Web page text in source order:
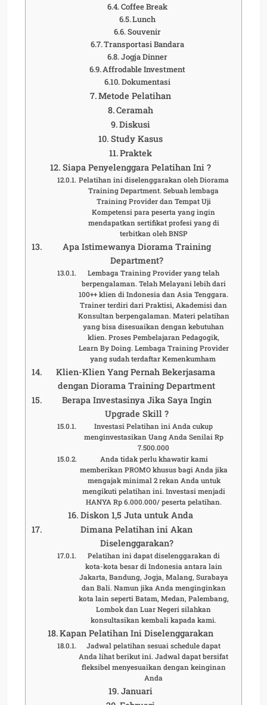
Coffee Break
Lunch
Souvenir
Transportasi Bandara
Jogja Dinner
Affrodable Investment
Dokumentasi
Metode Pelatihan
Ceramah
Diskusi
Study Kasus
Praktek
Siapa Penyelenggara Pelatihan Ini ?
Pelatihan ini diselenggarakan oleh Diorama
Training Department. Sebuah lembaga
Training Provider dan Tempat Uji
Kompetensi para peserta yang ingin
mendapatkan sertifikat profesi yang di
terbitkan oleh BNSP
Apa Istimewanya Diorama Training
Department?
Lembaga Training Provider yang telah
berpengalaman. Telah Melayani lebih dari
100++ klien di Indonesia dan Asia Tenggara.
Trainer terdiri dari Praktisi, Akademisi dan
Konsultan berpengalaman. Materi pelatihan
yang bisa disesuaikan dengan kebutuhan
klien. Proses Pembelajaran Pedagogik,
Learn By Doing. Lembaga Training Provider
yang sudah terdaftar Kemenkumham
Klien-Klien Yang Pernah Bekerjasama
dengan Diorama Training Department
Berapa Investasinya Jika Saya Ingin
Upgrade Skill ?
Investasi Pelatihan ini Anda cukup
menginvestasikan Uang Anda Senilai Rp
7.500.000
Anda tidak perlu khawatir kami
memberikan PROMO khusus bagi Anda jika
mengajak minimal 2 rekan Anda untuk
mengikuti pelatihan ini. Investasi menjadi
HANYA Rp 6.000.000/ peserta pelatihan.
Diskon 1,5 Juta untuk Anda
Dimana Pelatihan ini Akan
Diselenggarakan?
Pelatihan ini dapat diselenggarakan di
kota-kota besar di Indonesia antara lain
Jakarta, Bandung, Jogja, Malang, Surabaya
dan Bali. Namun jika Anda menginginkan
kota lain seperti Batam, Medan, Palembang,
Lombok dan Luar Negeri silahkan
konsultasikan kembali kapada kami.
Kapan Pelatihan Ini Diselenggarakan
Jadwal pelatihan sesuai schedule dapat
Anda lihat berikut ini. Jadwal dapat bersifat
fleksibel menyesuaikan dengan keinginan
Anda
Januari